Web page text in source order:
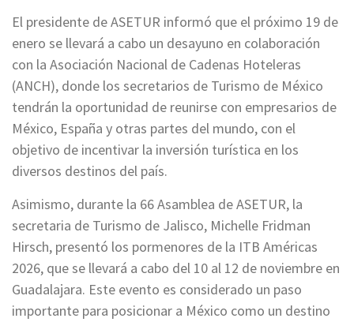
El presidente de ASETUR informó que el próximo 19 de
enero se llevará a cabo un desayuno en colaboración
con la Asociación Nacional de Cadenas Hoteleras
(ANCH), donde los secretarios de Turismo de México
tendrán la oportunidad de reunirse con empresarios de
México, España y otras partes del mundo, con el
objetivo de incentivar la inversión turística en los
diversos destinos del país.
Asimismo, durante la 66 Asamblea de ASETUR, la
secretaria de Turismo de Jalisco, Michelle Fridman
Hirsch, presentó los pormenores de la ITB Américas
2026, que se llevará a cabo del 10 al 12 de noviembre en
Guadalajara. Este evento es considerado un paso
importante para posicionar a México como un destino